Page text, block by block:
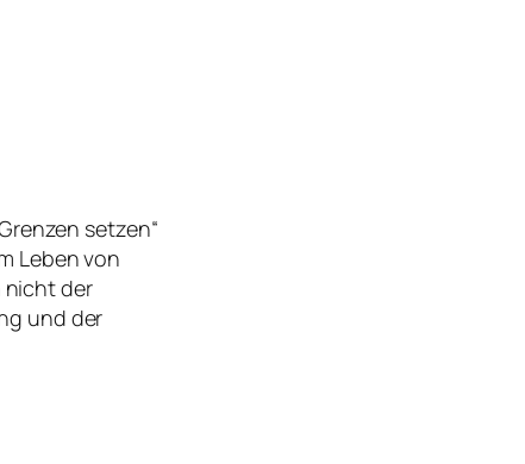
setzen“
Leben von
nicht der
und der